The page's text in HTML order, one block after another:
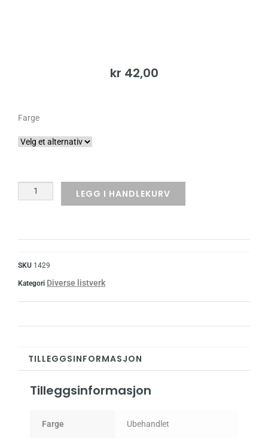
kr 42,00
Farge
LEGG I HANDLEKURV
SKU 1429
Kategori Diverse listverk
TILLEGGSINFORMASJON
Tilleggsinformasjon
Farge Ubehandlet